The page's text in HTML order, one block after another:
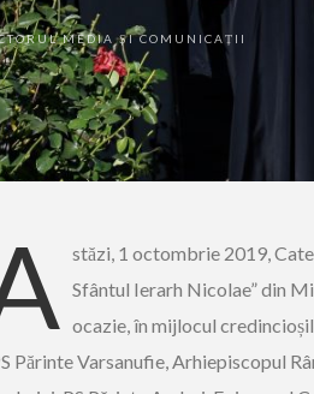
MEDIA ȘI COMUNICAȚII
stăzi, 1 octombrie 2019,
Sfântul Ierarh Nicolae” din
ocazie, în mijlocul
Părinte Varsanufie, Arhiepiscopul